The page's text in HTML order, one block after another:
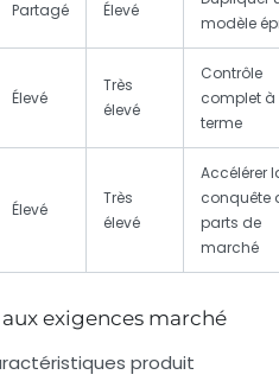
Partagé Élevé
modèle
Élevé
Très
élevé
Contrôle
complet
terme
Élevé
Très
élevé
Accélérer
conquête
parts de
marché
exigences marché
produit